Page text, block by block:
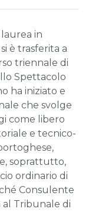
laurea in
è trasferita a
triennale di
Spettacolo
ha iniziato e
che svolge
come libero
e tecnico-
soprattutto,
ordinario di
Consulente
al Tribunale di